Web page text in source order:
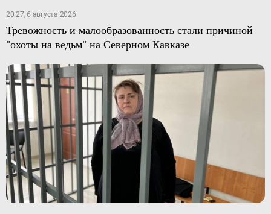
20:27, 6 августа 2026
Тревожность и малообразованность стали причиной
"охоты на ведьм" на Северном Кавказе